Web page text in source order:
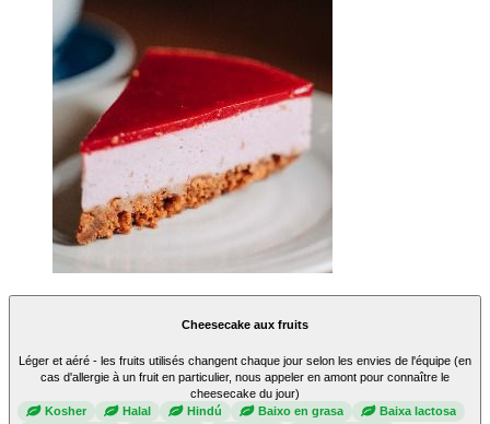
Cheesecake aux fruits
Léger et aéré - les fruits utilisés changent chaque jour selon les envies de l'équipe (en
cas d'allergie à un fruit en particulier, nous appeler en amont pour connaître le
cheesecake du jour)
Kosher
Halal Hindú Baixo en grasa
Baixa lactosa